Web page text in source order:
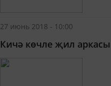
27 июнь 2018 - 10:00
Кичә көчле җил